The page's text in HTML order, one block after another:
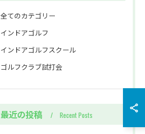
全てのカテゴリー
インドアゴルフ
インドアゴルフスクール
ゴルフクラブ試打会
最近の投稿 Recent Posts